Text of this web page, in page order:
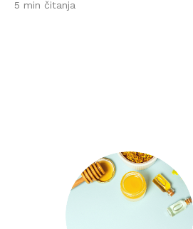
5 min čitanja